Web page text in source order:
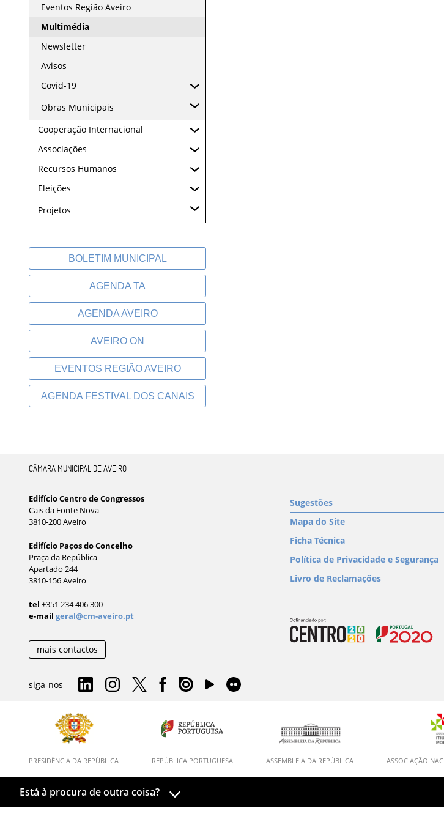
Eventos Região Aveiro
Multimédia
Newsletter
Avisos
Covid-19
Obras Municipais
Cooperação Internacional
Associações
Recursos Humanos
Eleições
Projetos
BOLETIM MUNICIPAL
AGENDA TA
AGENDA AVEIRO
AVEIRO ON
EVENTOS REGIÃO AVEIRO
AGENDA FESTIVAL DOS CANAIS
CÂMARA MUNICIPAL DE AVEIRO
Edifício Centro de Congressos
Cais da Fonte Nova
3810-200 Aveiro
Edifício Paços do Concelho
Praça da República
Apartado 244
3810-156 Aveiro
tel +351 234 406 300
e-mail geral@cm-aveiro.pt
mais contactos
siga-nos
Sugestões
Mapa do Site
Ficha Técnica
Política de Privacidade e Segurança
Livro de Reclamações
PRESIDÊNCIA DA REPÚBLICA REPÚBLICA PORTUGUESA ASSEMBLEIA DA REPÚBLICA ASSOCIAÇÃO
Está à procura de outra coisa?